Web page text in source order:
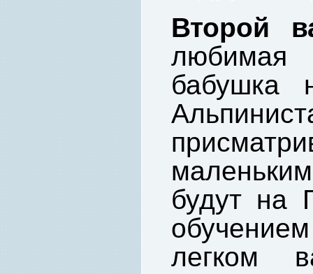
Второй
бабушка
будут на
легком